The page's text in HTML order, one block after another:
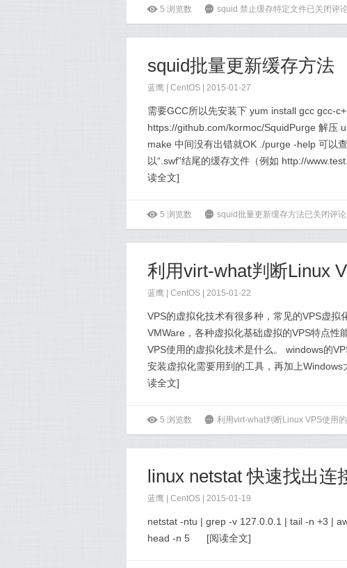
ė 5 浏览数 6 squid 禁止缓存特定文件已关闭评论
squid批量更新缓存方法
蓝鹰 | CentOS | 2015-01-27
需要GCC所以先安装下 yum install gcc gcc-
https://github.com/kormoc/SquidPurge 解压
make 中间没有出错就OK ./purge -help 可以
以“.swf”结尾的缓存文件（例如 http://
读全文]
ė 5 浏览数 6 squid批量更新缓存方法已关闭评论
利用virt-what判断Linux
蓝鹰 | CentOS | 2015-01-22
VPS的虚拟化技术有很多种，常见的VPS虚拟
VMWare，各种虚拟化基础虚拟的VPS特点性
VPS使用的虚拟化技术是什么。 windows的
安装虚拟化需要用到的工具，再加上
读全文]
ė 5 浏览数 6 利用virt-what判断Linux VPS使用
linux netstat 快速找出连
蓝鹰 | CentOS | 2015-01-19
netstat -ntu | grep -v 127.0.0.1 | tail -n +3 |
head -n 5
[阅读全文]